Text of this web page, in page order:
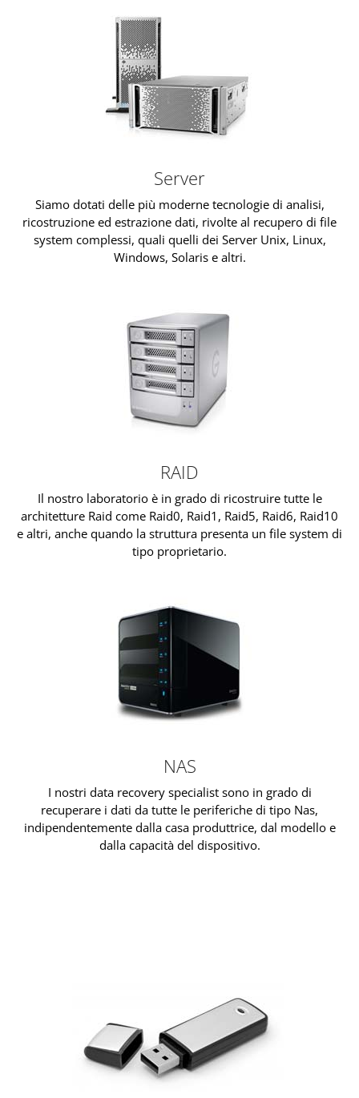
Server
Siamo dotati delle più moderne tecnologie di analisi,
ricostruzione ed estrazione dati, rivolte al recupero di file
system complessi, quali quelli dei Server Unix, Linux,
Windows, Solaris e altri.
RAID
Il nostro laboratorio è in grado di ricostruire tutte le
architetture Raid come Raid0, Raid1, Raid5, Raid6, Raid10
e altri, anche quando la struttura presenta un file system di
tipo proprietario.
NAS
I nostri data recovery specialist sono in grado di
recuperare i dati da tutte le periferiche di tipo Nas,
indipendentemente dalla casa produttrice, dal modello e
dalla capacità del dispositivo.